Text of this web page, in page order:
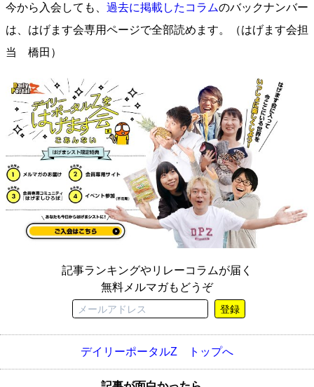
今から入会しても、 過去に掲載したコラムのバックナンバー
は、はげます会専用ページで全部読めます。
（はげます会担
当 橋田）
記事ランキングやリレーコラムが届く
無料メルマガもどうぞ
登録
デイリーポータルZ トップへ